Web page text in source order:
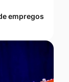
empregos